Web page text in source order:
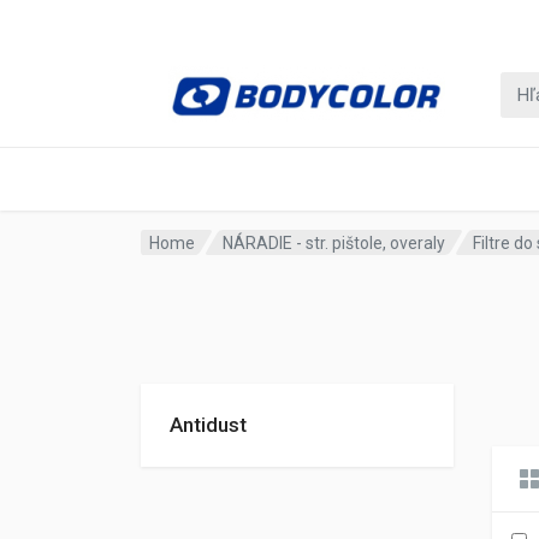
Home NÁRADIE - str. pištole, overaly Filtre do
Antidust